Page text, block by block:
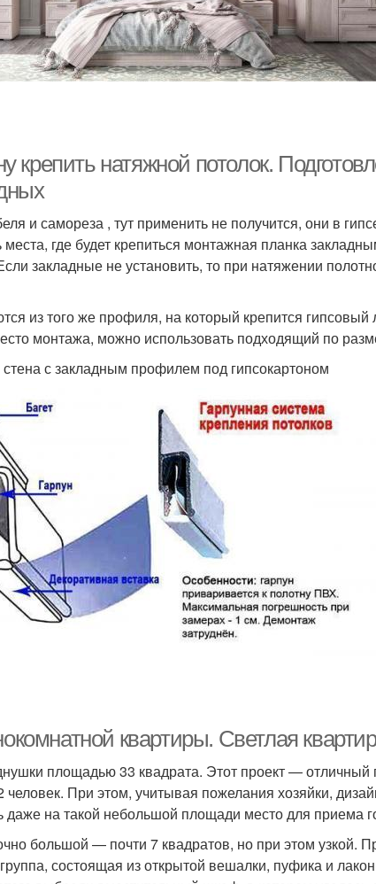
крепить натяжной потолок.
и самореза , тут применить не получится, они в
где будет крепиться монтажная планка
закладные не установить, то при натяжении
из того же профиля, на который крепится гипсовый
монтажа, можно использовать подходящий по
с закладным профилем под гипсокартоном
квартиры. Светлая
площадью 33 квадрата. Этот проект — отличный
человек. При этом, учитывая пожелания хозяйки,
даже на такой небольшой площади место для приема
большой — почти 7 квадратов, но при этом узкой.
состоящая из открытой вешалки, пуфика и